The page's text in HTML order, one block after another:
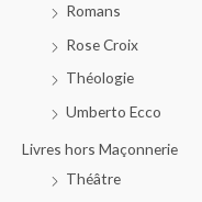
Romans
Rose Croix
Théologie
Umberto Ecco
Livres hors Maçonnerie
Théâtre